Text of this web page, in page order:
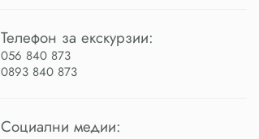
Телефон за екскурзии:
056 840 873
0893 840 873
Социални медии: